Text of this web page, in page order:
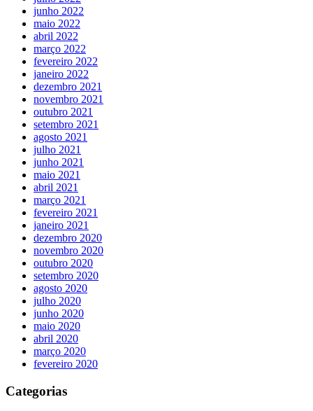
junho 2022
maio 2022
abril 2022
março 2022
fevereiro 2022
janeiro 2022
dezembro 2021
novembro 2021
outubro 2021
setembro 2021
agosto 2021
julho 2021
junho 2021
maio 2021
abril 2021
março 2021
fevereiro 2021
janeiro 2021
dezembro 2020
novembro 2020
outubro 2020
setembro 2020
agosto 2020
julho 2020
junho 2020
maio 2020
abril 2020
março 2020
fevereiro 2020
Categorias